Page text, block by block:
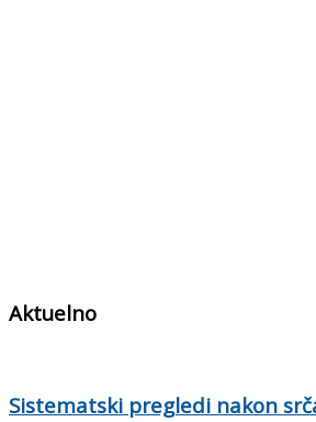
Aktuelno
Sistematski pregledi nakon